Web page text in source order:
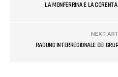
LA MONFERRINA E LA
NEXT
RADUNO INTERREGIONALE DEI